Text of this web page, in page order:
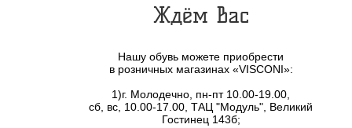
Ждём Вас
Нашу обувь можете приобрести
в розничных магазинах «VISCONI»:
1)г. Молодечно, пн-пт 10.00-19.00,
сб, вс, 10.00-17.00, ТАЦ "Модуль", Великий
Гостинец 143б;